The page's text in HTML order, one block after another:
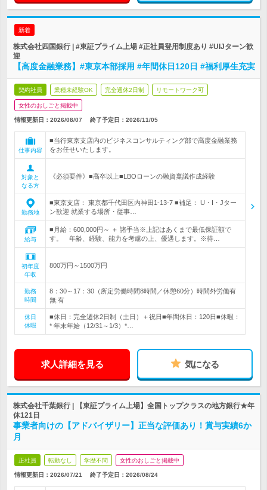
新着
株式会社四国銀行 | #東証プライム上場 #正社員登用制度あり #UIJターン歓
迎
【高度金融業務】#東京本部採用 #年間休日120日 #福利厚生充実
契約社員 業種未経験OK 完全週休2日制 リモートワーク可
女性のおしごと掲載中
情報更新日：2026/08/07 終了予定日： 2026/11/05
仕事内容
■当行東京支店内のビジネスコンサルティング部で高度金融業務
をお任せいたします。
対象と
なる方
《必須要件》■高卒以上■LBOローンの融資稟議作成経験
勤務地
■東京支店： 東京都千代田区内神田1-13-7 ■補足： U・I・Jター
ン歓迎 就業する場所・従事…
給与
■月給：600,000円～ ＋ 諸手当※上記はあくまで最低保証額で
す。 年齢、経験、能力を考慮の上、優遇します。※待…
初年度
年収
800万円～1500万円
勤務
時間
8：30～17：30（所定労働時間8時間／休憩60分）時間外労働有
無:有
休日
休暇
■休日：完全週休2日制（土日）＋祝日■年間休日：120日■休暇：
* 年末年始（12/31～1/3）*…
求人詳細を見る 気になる
株式会社千葉銀行 | 【東証プライム上場】全国トップクラスの地方銀行★年
休121日
事業者向けの【アドバイザリー】正当な評価あり！賞与実績6か
月
正社員 転勤なし 学歴不問 女性のおしごと掲載中
情報更新日：2026/07/21 終了予定日： 2026/08/24